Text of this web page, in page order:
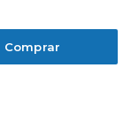
Comprar